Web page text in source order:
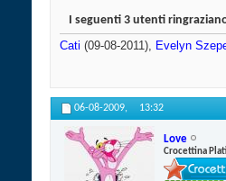
I seguenti 3 utenti
Cati (09-08-2011), Evelyn
06-08-2009, 13:32
Love
Crocettina